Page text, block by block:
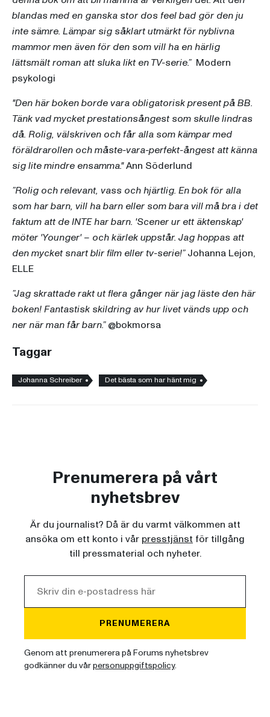
blandas med en ganska stor dos feel bad gör den ju
inte sämre. Lämpar sig såklart utmärkt för nyblivna
mammor men även för den som vill ha en härlig
lättsmält roman att sluka likt en TV-serie.” Modern
psykologi
"Den här boken borde vara obligatorisk present på BB.
Tänk vad mycket prestationsångest som skulle lindras
då. Rolig, välskriven och får alla som kämpar med
föräldrarollen och måste-vara-perfekt-ångest att känna
sig lite mindre ensamma."Ann Söderlund
”Rolig och relevant, vass och hjärtlig. En bok för alla
som har barn, vill ha barn eller som bara vill må bra i det
faktum att de INTE har barn. 'Scener ur ett äktenskap'
möter 'Younger' – och kärlek uppstår. Jag hoppas att
den mycket snart blir film eller tv-serie!”Johanna Lejon,
ELLE
”Jag skrattade rakt ut flera gånger när jag läste den här
boken! Fantastisk skildring av hur livet vänds upp och
ner när man får barn.”@bokmorsa
Taggar
Johanna Schreiber Det bästa som har hänt mig
Prenumerera på vårt
nyhetsbrev
Är du journalist? Då är du varmt välkommen att
ansöka om ett konto i vår presstjänst för tillgång
till pressmaterial och nyheter.
PRENUMERERA
Genom att prenumerera på Forums nyhetsbrev
godkänner du vårpersonuppgiftspolicy.